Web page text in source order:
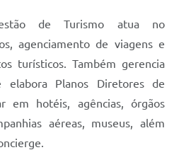
de Turismo atua no
agenciamento de viagens e
turísticos. Também gerencia
elabora Planos Diretores de
em hotéis, agências, órgãos
aéreas, museus, além